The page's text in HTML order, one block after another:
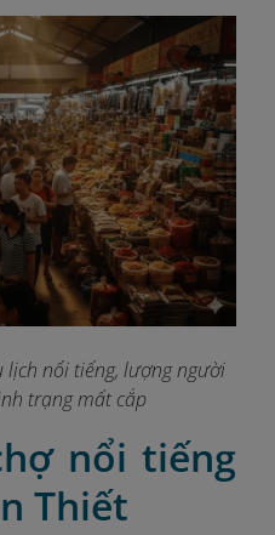
lịch nổi tiếng, lượng người
trạng mất cắp
nổi tiếng
Thiết